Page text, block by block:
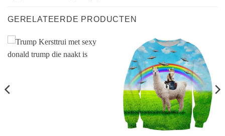
GERELATEERDE PRODUCTEN